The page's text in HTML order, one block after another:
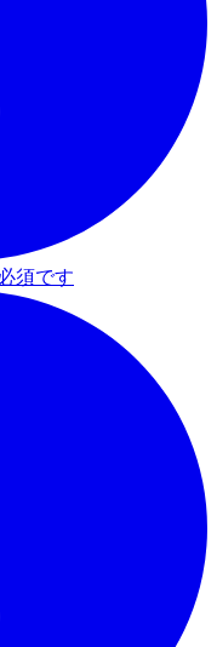
須です